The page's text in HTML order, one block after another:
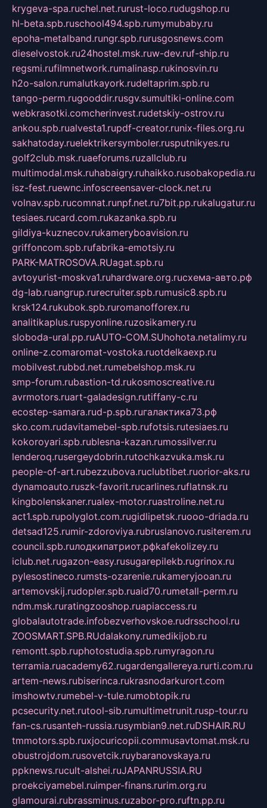
krygeva-spa.ruchel.net.rurust-loco.rudugshop.ru
hl-beta.spb.ruschool494.spb.rumymubaby.ru
epoha-metalband.rungr.spb.rurusgosnews.com
dieselvostok.ru24hostel.msk.ruw-dev.ruf-ship.ru
regsmi.rufilmnetwork.rumalinasp.rukinosvin.ru
h2o-salon.rumalutkayork.rudeltaprim.spb.ru
tango-perm.rugooddir.rusgv.sumultiki-online.com
webkrasotki.comcherinvest.rudetskiy-ostrov.ru
ankou.spb.rualvesta1.rupdf-creator.runix-files.org.ru
sakhatoday.ruelektrikersymboler.rusputnikyes.ru
golf2club.msk.ruaeforums.ruzallclub.ru
multimodal.msk.ruhabaigry.ruhaikko.rusobakopedia.ru
isz-fest.ruewnc.infoscreensaver-clock.net.ru
volnav.spb.rucomnat.runpf.net.ru7bit.pp.rukalugatur.ru
tesiaes.rucard.com.rukazanka.spb.ru
gildiya-kuznecov.rukameryboavision.ru
griffoncom.spb.rufabrika-emotsiy.ru
PARK-MATROSOVA.RUagat.spb.ru
avtoyurist-moskva1.ruhardware.org.ruсхема-авто.рф
dg-lab.ruangrup.rurecruiter.spb.rumusic8.spb.ru
krsk124.rukubok.spb.ruromanofforex.ru
analitikaplus.ruspyonline.ruzosikamery.ru
sloboda-ural.pp.ruAUTO-COM.SUhohota.netalimy.ru
online-z.comaromat-vostoka.ruotdelkaexp.ru
mobilvest.rubbd.net.rumebelshop.msk.ru
smp-forum.rubastion-td.rukosmoscreative.ru
avrmotors.ruart-galadesign.rutiffany-c.ru
ecostep-samara.rud-p.spb.ruгалактика73.рф
sko.com.rudavitamebel-spb.rufotsis.rutesiaes.ru
kokoroyari.spb.rublesna-kazan.rumossilver.ru
lenderoq.rusergeydobrin.rutochkazvuka.msk.ru
people-of-art.rubezzubova.ruclubtibet.ruorior-aks.ru
dynamoauto.ruszk-favorit.rucarlines.ruflatnsk.ru
kingbolenskaner.rualex-motor.ruastroline.net.ru
act1.spb.rupolyglot.com.rugidlipetsk.ruooo-driada.ru
detsad125.rumir-zdoroviya.rubruslanovo.rusiterem.ru
council.spb.ruлодкипатриот.рфkafekolizey.ru
iclub.net.rugazon-easy.rusugarepilekb.rugrinox.ru
pylesostineco.rumsts-ozarenie.rukameryjooan.ru
artemovskij.rudopler.spb.ruaid70.rumetall-perm.ru
ndm.msk.ruratingzooshop.ruapiaccess.ru
globalautotrade.infobezverhovskoe.rudrsschool.ru
ZOOSMART.SPB.RUdalakony.rumedikijob.ru
remontt.spb.ruphotostudia.spb.rumyragon.ru
terramia.ruacademy62.rugardengallereya.rurti.com.ru
artem-news.rubiserinca.rukrasnodarkurort.com
imshowtv.rumebel-v-tule.rumobtopik.ru
pcsecurity.net.rutool-sib.rumultimetrunit.rusp-tour.ru
fan-cs.rusanteh-russia.rusymbian9.net.ruDSHAIR.RU
tmmotors.spb.ruxjocuricopii.commusavtomat.msk.ru
obustrojdom.rusovetcik.ruybaranovskaya.ru
ppknews.rucult-alshei.ruJAPANRUSSIA.RU
proekciyamebel.ruimper-finans.rurim.org.ru
glamourai.rubrassminus.ruzabor-pro.ruftn.pp.ru